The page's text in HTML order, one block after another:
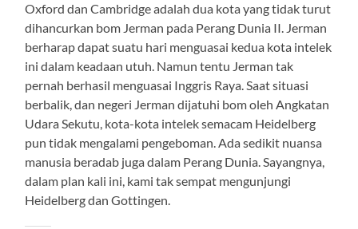
Oxford dan Cambridge adalah dua kota yang tidak turut
dihancurkan bom Jerman pada Perang Dunia II. Jerman
berharap dapat suatu hari menguasai kedua kota intelek
ini dalam keadaan utuh. Namun tentu Jerman tak
pernah berhasil menguasai Inggris Raya. Saat situasi
berbalik, dan negeri Jerman dijatuhi bom oleh Angkatan
Udara Sekutu, kota-kota intelek semacam Heidelberg
pun tidak mengalami pengeboman. Ada sedikit nuansa
manusia beradab juga dalam Perang Dunia. Sayangnya,
dalam plan kali ini, kami tak sempat mengunjungi
Heidelberg dan Gottingen.